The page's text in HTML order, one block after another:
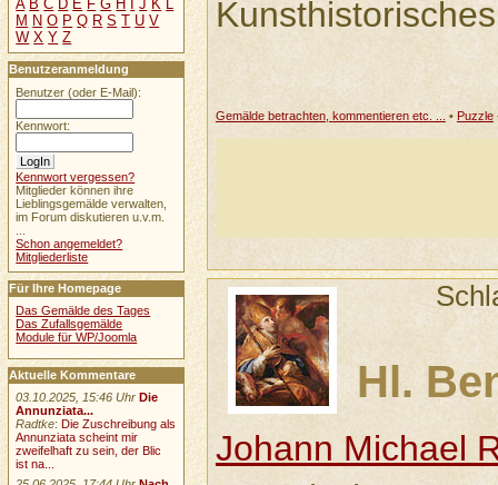
Gemälde betrachten, kommentieren etc. ... • Puzzle
Hl.
Johann Michael
A B C D E F G H I J K L
M N O P Q R S T U V
W X Y Z
Benutzeranmeldung
Benutzer (oder E-Mail):
Kennwort:
Kennwort vergessen?
Mitglieder können ihre
Lieblingsgemälde verwalten,
im Forum diskutieren u.v.m.
Schon angemeldet?
Mitgliederliste
Für Ihre Homepage
Das Gemälde des Tages
Das Zufallsgemälde
Module für WP/Joomla
Aktuelle Kommentare
03.10.2025, 15:46 Uhr Die
Annunziata...
Radtke: Die Zuschreibung als
Annunziata scheint mir
zweifelhaft zu sein, der Blic
ist na...